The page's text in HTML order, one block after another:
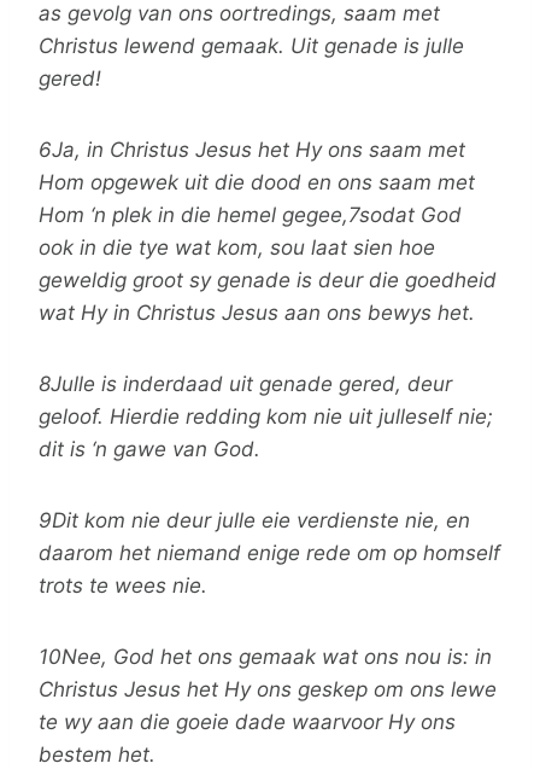
as gevolg van ons oortredings, saam met
Christus lewend gemaak. Uit genade is julle
gered!
6Ja, in Christus Jesus het Hy ons saam met
Hom opgewek uit die dood en ons saam met
Hom ‘n plek in die hemel gegee,7sodat God
ook in die tye wat kom, sou laat sien hoe
geweldig groot sy genade is deur die goedheid
wat Hy in Christus Jesus aan ons bewys het.
8Julle is inderdaad uit genade gered, deur
geloof. Hierdie redding kom nie uit julleself nie;
dit is ‘n gawe van God.
9Dit kom nie deur julle eie verdienste nie, en
daarom het niemand enige rede om op homself
trots te wees nie.
10Nee, God het ons gemaak wat ons nou is: in
Christus Jesus het Hy ons geskep om ons lewe
te wy aan die goeie dade waarvoor Hy ons
bestem het.